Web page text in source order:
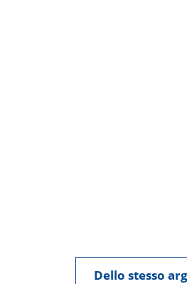
Dello stesso